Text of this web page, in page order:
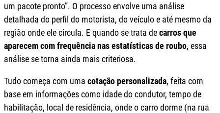
um pacote pronto”. O processo envolve uma análise
detalhada do perfil do motorista, do veículo e até mesmo da
região onde ele circula. E quando se trata decarros que
aparecem com frequência nas estatísticas de roubo, essa
análise se torna ainda mais criteriosa.
Tudo começa com uma cotação personalizada, feita com
base em informações como idade do condutor, tempo de
habilitação, local de residência, onde o carro dorme (na rua